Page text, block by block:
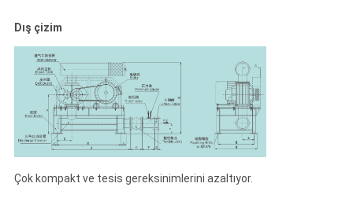
Dış çizim
Çok kompakt ve tesis gereksinimlerini azaltıyor.